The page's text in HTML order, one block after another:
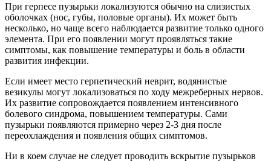
При герпесе пузырьки локализуются обычно на слизистых
оболочках (нос, губы, половые органы). Их может быть
несколько, но чаще всего наблюдается развитие только одного
элемента. При его появлении могут проявляться такие
симптомы, как повышение температуры и боль в области
развития инфекции.
Если имеет место герпетический неврит, водянистые
везикулы могут локализоваться по ходу межреберных нервов.
Их развитие сопровождается появлением интенсивного
болевого синдрома, повышением температуры. Сами
пузырьки появляются примерно через 2-3 дня после
переохлаждения и появления общих симптомов.
Ни в коем случае не следует проводить вскрытие пузырьков